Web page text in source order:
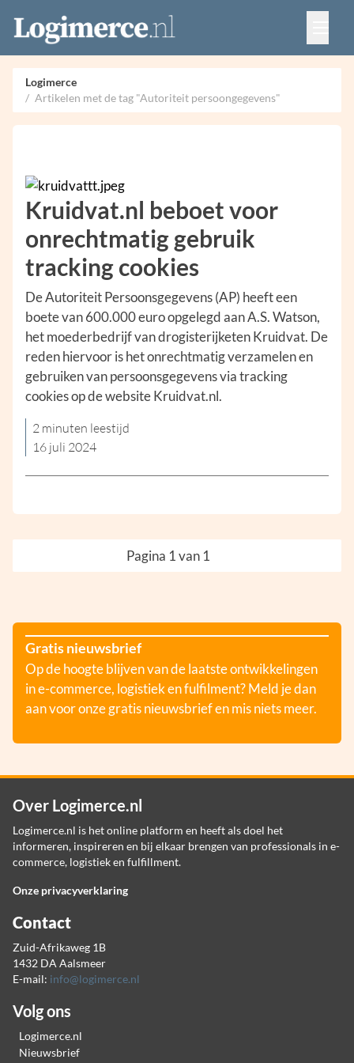
Vacatures
Events
Adverteren
Partners
Logimerce
Artikelen met de tag "Autoriteit persoongegevens"
Kruidvat.nl beboet voor
onrechtmatig gebruik
tracking cookies
De Autoriteit Persoonsgegevens (AP) heeft een
boete van 600.000 euro opgelegd aan A.S. Watson,
het moederbedrijf van drogisterijketen Kruidvat. De
reden hiervoor is het onrechtmatig verzamelen en
gebruiken van persoonsgegevens via tracking
cookies op de website Kruidvat.nl.
2 minuten leestijd
16 juli 2024
Pagina 1 van 1
Gratis nieuwsbrief
Op de hoogte blijven van de laatste ontwikkelingen
in e-commerce, logistiek en fulfilment? Meld je dan
aan voor onze gratis nieuwsbrief en mis niets meer.
Over Logimerce.nl
Logimerce.nl is het online platform en heeft als doel het
informeren, inspireren en bij elkaar brengen van professionals in e-
commerce, logistiek en fulfillment.
Onze privacyverklaring
Contact
Zuid-Afrikaweg 1B
1432 DA Aalsmeer
E-mail: info@logimerce.nl
Volg ons
Logimerce.nl
Nieuwsbrief